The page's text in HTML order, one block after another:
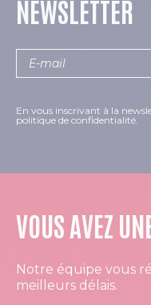
NEWSLETTER
En vous inscrivant à la
politique de confidentialité.
VOUS AVEZ
Notre équipe vous
meilleurs délais.